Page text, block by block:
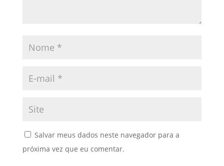
Salvar meus dados neste navegador para a
próxima vez que eu comentar.